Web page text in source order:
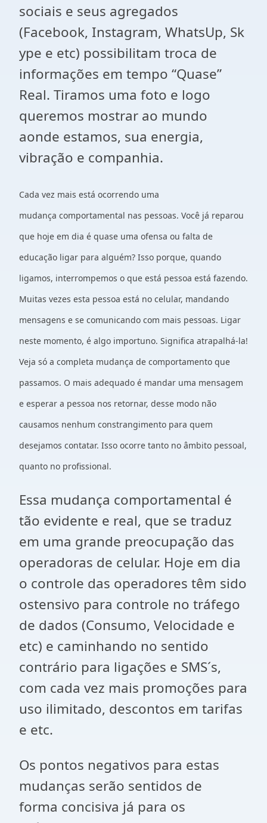
sociais e seus agregados
(Facebook, Instagram, WhatsUp, Sk
ype e etc) possibilitam troca de
informações em tempo “Quase”
Real. Tiramos uma foto e logo
queremos mostrar ao mundo
aonde estamos, sua energia,
vibração e companhia.
Cada vez mais está ocorrendo uma
mudança comportamental nas pessoas. Você já reparou
que hoje em dia é quase uma ofensa ou falta de
educação ligar para alguém? Isso porque, quando
ligamos, interrompemos o que está pessoa está fazendo.
Muitas vezes esta pessoa está no celular, mandando
mensagens e se comunicando com mais pessoas. Ligar
neste momento, é algo importuno. Significa atrapalhá-la!
Veja só a completa mudança de comportamento que
passamos. O mais adequado é mandar uma mensagem
e esperar a pessoa nos retornar, desse modo não
causamos nenhum constrangimento para quem
desejamos contatar. Isso ocorre tanto no âmbito pessoal,
quanto no profissional.
Essa mudança comportamental é
tão evidente e real, que se traduz
em uma grande preocupação das
operadoras de celular. Hoje em dia
o controle das operadores têm sido
ostensivo para controle no tráfego
de dados (Consumo, Velocidade e
etc) e caminhando no sentido
contrário para ligações e SMS´s,
com cada vez mais promoções para
uso ilimitado, descontos em tarifas
e etc.
Os pontos negativos para estas
mudanças serão sentidos de
forma concisiva já para os